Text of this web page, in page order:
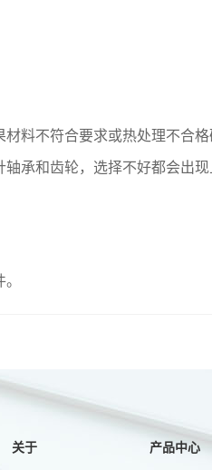
料不符合要求或热处理不合
承和齿轮，选择不好都会出
关于 产品中心